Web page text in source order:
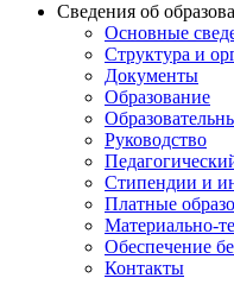
Сведения об
Основные
Структура и
Документы
Образование
Руководство
Стипендии и
Платные
Материально-
Обеспечение
Контакты